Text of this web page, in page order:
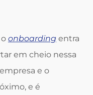
onboarding entra
em cheio nessa
e o
e é